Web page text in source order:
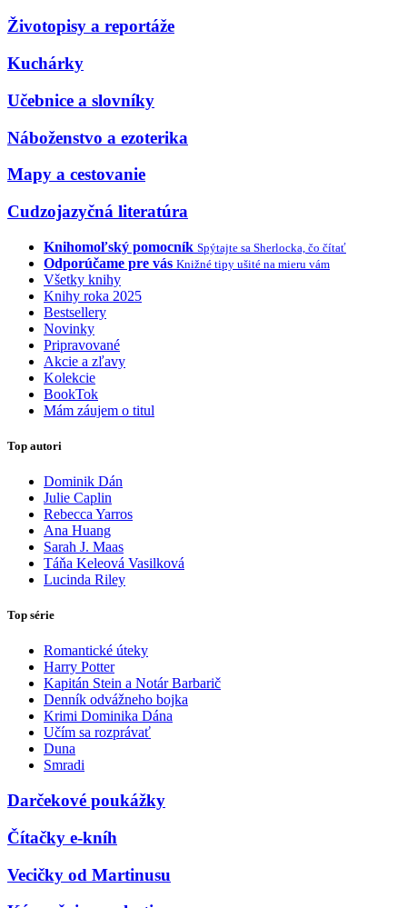
Životopisy a reportáže
Kuchárky
Učebnice a slovníky
Náboženstvo a ezoterika
Mapy a cestovanie
Cudzojazyčná literatúra
Knihomoľský pomocník Spýtajte sa Sherlocka, čo čítať
Odporúčame pre vás Knižné tipy ušité na mieru vám
Všetky knihy
Knihy roka 2025
Bestsellery
Novinky
Pripravované
Akcie a zľavy
Kolekcie
BookTok
Mám záujem o titul
Top autori
Dominik Dán
Julie Caplin
Rebecca Yarros
Ana Huang
Sarah J. Maas
Táňa Keleová Vasilková
Lucinda Riley
Top série
Romantické úteky
Harry Potter
Kapitán Stein a Notár Barbarič
Denník odvážneho bojka
Krimi Dominika Dána
Učím sa rozprávať
Duna
Smradi
Darčekové poukážky
Čítačky e-kníh
Vecičky od Martinusu